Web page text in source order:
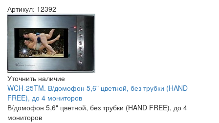
Артикул: 12392
Уточнить наличие
WCH-25TM. В/домофон 5,6" цветной, без трубки (HAND
FREE), до 4 мониторов
В/домофон 5,6" цветной, без трубки (HAND FREE), до 4
мониторов